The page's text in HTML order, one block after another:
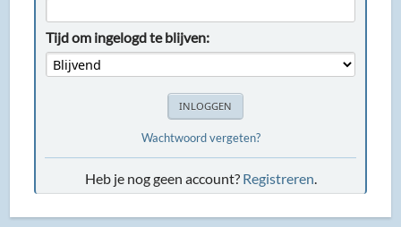
Tijd om ingelogd te blijven:
Wachtwoord vergeten?
Heb je nog geen account? Registreren